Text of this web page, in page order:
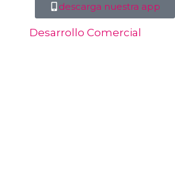
descarga nuestra app
Desarrollo Comercial